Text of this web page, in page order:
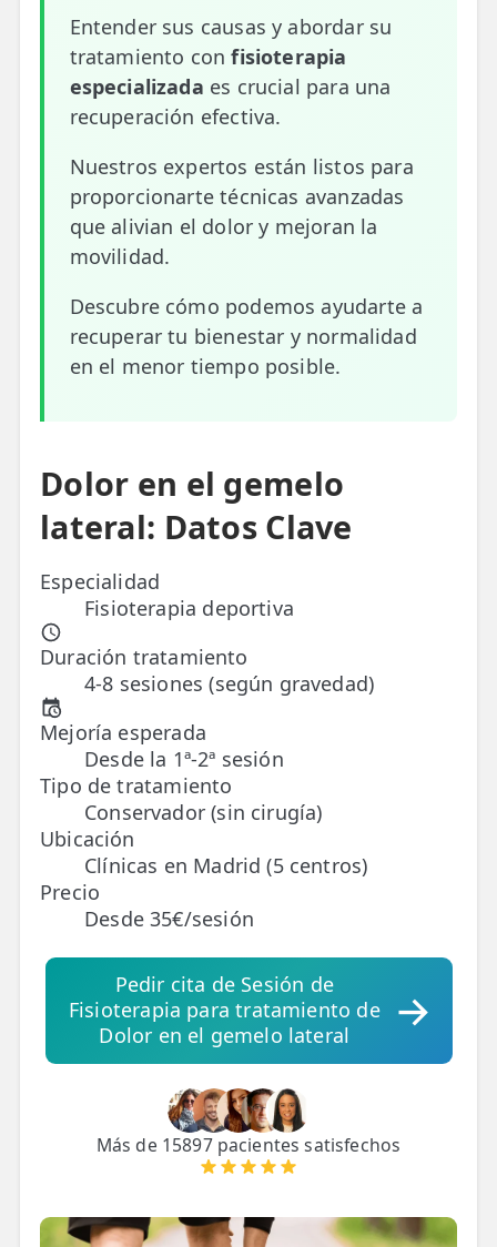
🎁 Tarjetas Regalo
🛒 Carrito
❤️ Ofertas
CONTACTO
☎️ 91 005 23 63
📧 Contacta
ESPECIALIDADES
🩻 Fisioterapia Traumatológica
😧 Fisioterapia ATM
🦴 Osteopatía
🫶 Suelo Pélvico
💆 Masajes Madrid
🧠 Fisioterapia Neurológica
🧍 Fisioterapia Vestibular
🫁 Fisioterapia Respiratoria
👶 Fisioterapia Pediátrica
TRATAMIENTOS
✅ Punción Seca
✅ Ondas de Choque
✅ EPTE - EPI
✨ Fisioestética
✨ Radiofrecuencia INDIBA
✨ Drenaje Linfático Manual
✨ Presoterapia
Entender sus causas y abordar su
tratamiento confisioterapia
especializada es crucial para una
recuperación efectiva.
Nuestros expertos están listos para
proporcionarte técnicas avanzadas
que alivian el dolor y mejoran la
movilidad.
Descubre cómo podemos ayudarte a
recuperar tu bienestar y normalidad
en el menor tiempo posible.
Dolor en el gemelo
lateral: Datos Clave
Especialidad
Fisioterapia deportiva
Duración tratamiento
4-8 sesiones (según gravedad)
Mejoría esperada
Desde la 1ª-2ª sesión
Tipo de tratamiento
Conservador (sin cirugía)
Ubicación
Clínicas en Madrid (5 centros)
Precio
Desde 35€/sesión
Pedir cita de Sesión de
Fisioterapia para tratamiento de
Dolor en el gemelo lateral
Más de 15897 pacientes satisfechos